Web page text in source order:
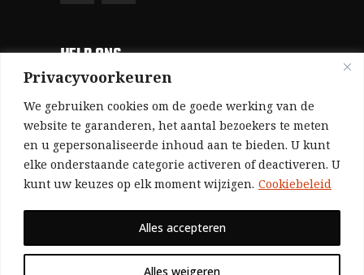
Privacyvoorkeuren
We gebruiken cookies om de goede werking van de
website te garanderen, het aantal bezoekers te meten
en u gepersonaliseerde inhoud aan te bieden. U kunt
elke onderstaande categorie activeren of deactiveren. U
kunt uw keuzes op elk moment wijzigen. Cookiebeleid
Alles weigeren
Alles accepteren
HELP ONS
Aangezien we volledig zelf gefinancierd zijn
(zonder subsidies, zonder commerciële
advertenties en zonder rijke sponsors), zijn we
voor de publicatie van ons tijdschrift uitsluitend
afhankelijk van de financiële steun van onze
Bij voorbaat dank voor uw solidariteit.